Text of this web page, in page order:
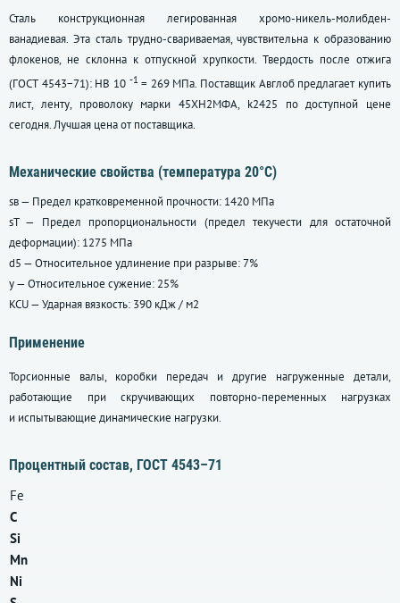
Сталь конструкционная легированная хромо-никель-молибден-
ванадиевая. Эта сталь трудно-свариваемая, чувствительна к образованию
флокенов, не склонна к отпускной хрупкости. Твердость после отжига
(ГОСТ 4543−71): HB 10 -1 = 269 МПа. Поставщик Авглоб предлагает купить
лист, ленту, проволоку марки 45ХН2МФА, k2425 по доступной цене
сегодня. Лучшая цена от поставщика.
Механические свойства (температура 20°С)
sв — Предел кратковременной прочности: 1420 МПа
sT — Предел пропорциональности (предел текучести для остаточной
деформации): 1275 МПа
d5 — Относительное удлинение при разрыве: 7%
y — Относительное сужение: 25%
KCU — Ударная вязкость: 390 кДж / м2
Применение
Торсионные валы, коробки передач и другие нагруженные детали,
работающие при скручивающих повторно-переменных нагрузках
и испытывающие динамические нагрузки.
Процентный состав, ГОСТ 4543–71
Fe
C
Si
Mn
Ni